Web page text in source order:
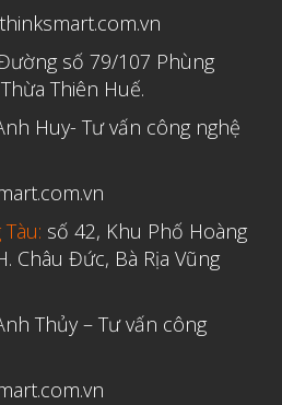
Tháng Tư 2022
Tháng Ba 2022
Tháng Hai 2022
Tháng Mười Hai 2021
Tháng Mười Một 2021
Tháng Mười 2021
Tháng Chín 2021
Tháng Bảy 2021
số 79/107 Phùng
Thiên Huế.
Huy- Tư vấn công nghệ
số 42, Khu Phố Hoàng
Châu Đức, Bà Rịa Vũng
Thủy – Tư vấn công